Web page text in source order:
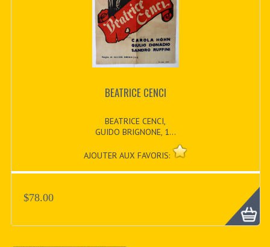
BEATRICE CENCI
BEATRICE CENCI,
GUIDO BRIGNONE, 1...
AJOUTER AUX FAVORIS:
$78.00